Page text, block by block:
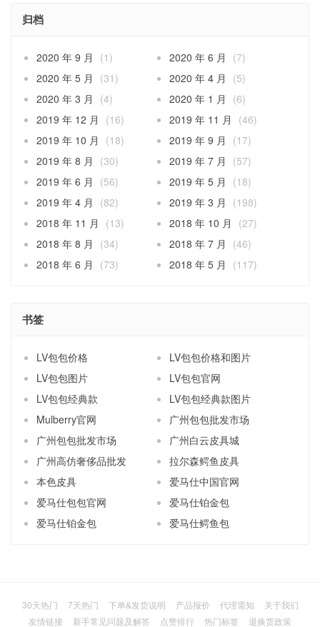
归档
2020 年 9 月 (1) 2020 年 6 月
(7)
2020 年 5 月
(31) 2020 年 4 月
(5)
2020 年 3 月
(4) 2020 年 1 月
(6)
2019 年 12 月
(16) 2019 年 11 月
(46)
2019 年 10 月
(18) 2019 年 9 月
(17)
2019 年 8 月
(30) 2019 年 7 月
(57)
2019 年 6 月
(56) 2019 年 5 月
(18)
2019 年 4 月
(82) 2019 年 3 月
(198)
2018 年 11 月
(13) 2018 年 10 月
(27)
2018 年 8 月
(34) 2018 年 7 月
(46)
2018 年 6 月
(73) 2018 年 5 月 (117)
书签
LV包包价格
LV包包价格和图片
LV包包图片
LV包包官网
LV包包经典款
LV包包经典款图片
Mulberry官网
广州包包批发市场
广州包包批发市场
广州白云皮具城
广州高仿奢侈品批发
拉尔森鳄鱼皮具
本色皮具
爱马仕中国官网
爱马仕包包官网
爱马仕铂金包
爱马仕铂金包
爱马仕鳄鱼包
30天热门 7天热门 下单&发货说明 产品报价 代理需知
关于我们
友情链接
新手常见问题及解答 点赞排行 热门标签 退换货政策